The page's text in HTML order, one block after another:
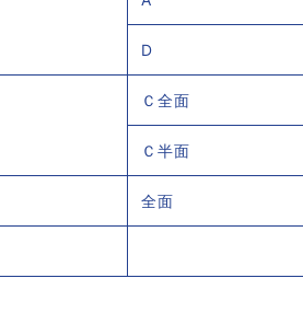
D
Ｃ全面
Ｃ半面
全面